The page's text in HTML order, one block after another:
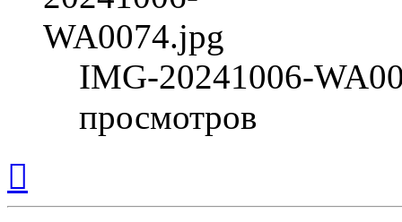
IMG-20241006-
просмотров
началу